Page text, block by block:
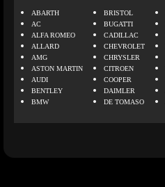
ABARTH
AC
ALFA ROMEO
ALLARD
AMG
ASTON MARTIN
AUDI
BENTLEY
BMW
BRISTOL
BUGATTI
CADILLAC
CHEVROLET
CHRYSLER
CITROEN
COOPER
DAIMLER
DE TOMASO